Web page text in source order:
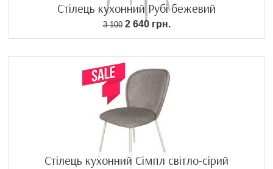
Стілець кухонний Рубі бежевий
3 1002 640 грн.
Стілець кухонний Сімпл світло-сірий